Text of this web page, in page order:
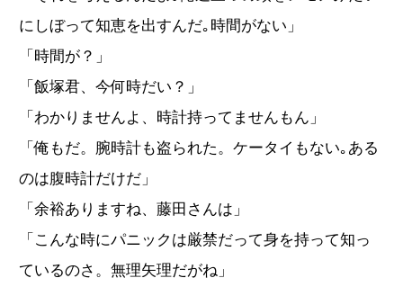
にしぼって知恵を出すんだ｡時間がない」
「時間が？」
「飯塚君、今何時だい？」
「わかりませんよ、時計持ってませんもん」
「俺もだ。腕時計も盗られた。ケータイもない｡ある
のは腹時計だけだ」
「余裕ありますね、藤田さんは」
「こんな時にパニックは厳禁だって身を持って知っ
ているのさ。無理矢理だがね」